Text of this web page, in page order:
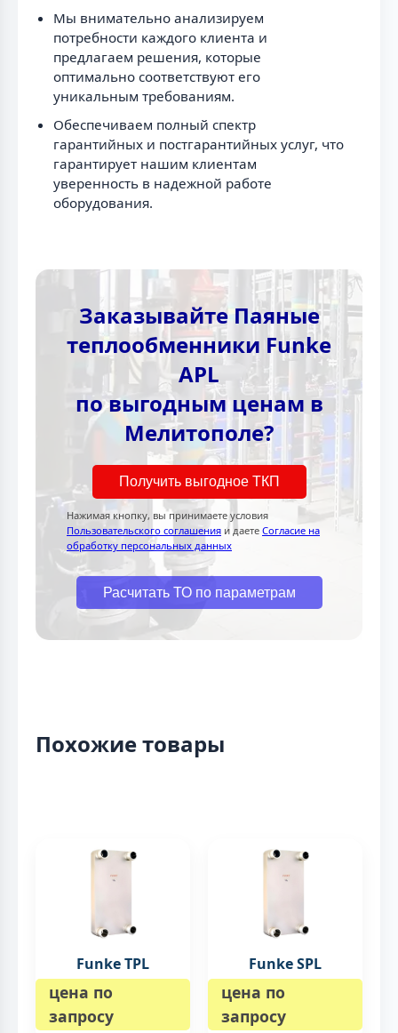
Мы внимательно анализируем
потребности каждого клиента и
предлагаем решения, которые
оптимально соответствуют его
уникальным требованиям.
Обеспечиваем полный спектр
гарантийных и постгарантийных услуг, что
гарантирует нашим клиентам
уверенность в надежной работе
оборудования.
Заказывайте Паяные
теплообменники Funke
APL
по выгодным ценам в
Мелитополе?
Получить выгодное ТКП
Нажимая кнопку, вы принимаете условия
Пользовательского соглашения и даете Согласие на
обработку персональных данных
Расчитать ТО по параметрам
Похожие товары
Funke TPL
цена по
запросу
Funke SPL
цена по
запросу